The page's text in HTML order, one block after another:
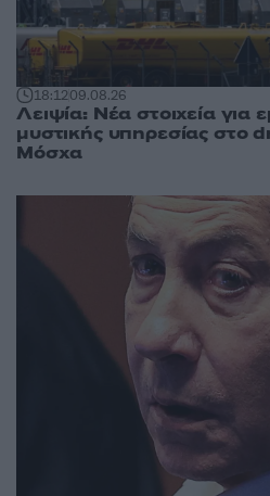
18:1209.08.26
Λειψία: Νέα στοιχεία για
μυστικής υπηρεσίας στο
Μόσχα